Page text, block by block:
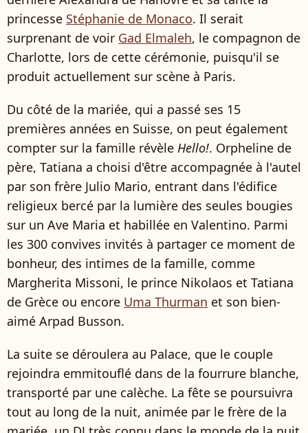
princesse Stéphanie de Monaco. Il serait
surprenant de voir Gad Elmaleh, le compagnon de
Charlotte, lors de cette cérémonie, puisqu'il se
produit actuellement sur scène à Paris.
Du côté de la mariée, qui a passé ses 15
premières années en Suisse, on peut également
compter sur la famille révèle Hello!. Orpheline de
père, Tatiana a choisi d'être accompagnée à l'autel
par son frère Julio Mario, entrant dans l'édifice
religieux bercé par la lumière des seules bougies
sur un Ave Maria et habillée en Valentino. Parmi
les 300 convives invités à partager ce moment de
bonheur, des intimes de la famille, comme
Margherita Missoni, le prince Nikolaos et Tatiana
de Grèce ou encore Uma Thurman et son bien-
aimé Arpad Busson.
La suite se déroulera au Palace, que le couple
rejoindra emmitouflé dans de la fourrure blanche,
transporté par une calèche. La fête se poursuivra
tout au long de la nuit, animée par le frère de la